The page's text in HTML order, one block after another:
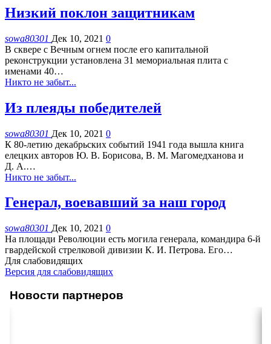
Низкий поклон защитникам
sowa80301 Дек 10, 2021 0
В сквере с Вечным огнем после его капитальной
реконструкции установлена 31 мемориальная плита с
именами 40…
Никто не забыт...
Из плеяды победителей
sowa80301 Дек 10, 2021 0
К 80-летию декабрьских событий 1941 года вышла книга
елецких авторов Ю. В. Борисова, В. М. Магомедханова и
Д. А.…
Никто не забыт...
Генерал, воевавший за наш город
sowa80301 Дек 10, 2021 0
На площади Революции есть могила генерала, командира 6-й
гвардейской стрелковой дивизии К. И. Петрова. Его…
Для слабовидящих
Версия для слабовидящих
Новости партнеров